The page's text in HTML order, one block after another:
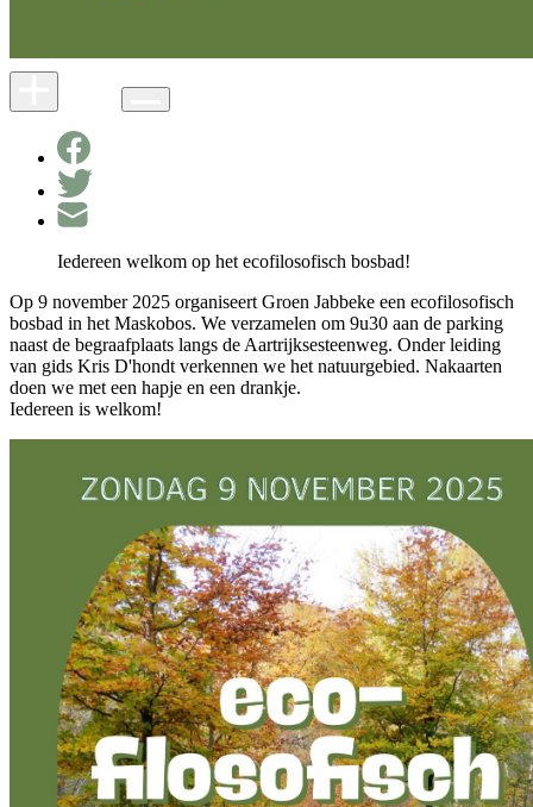
Iedereen welkom op het ecofilosofisch bosbad!
Op 9 november 2025 organiseert Groen Jabbeke een ecofilosofisch
bosbad in het Maskobos. We verzamelen om 9u30 aan de parking
naast de begraafplaats langs de Aartrijksesteenweg. Onder leiding
van gids Kris D'hondt verkennen we het natuurgebied. Nakaarten
doen we met een hapje en een drankje.
Iedereen is welkom!